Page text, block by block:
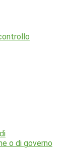
o di governo